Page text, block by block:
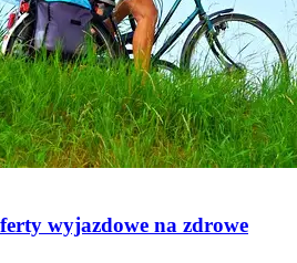
wyjazdowe na zdrowe